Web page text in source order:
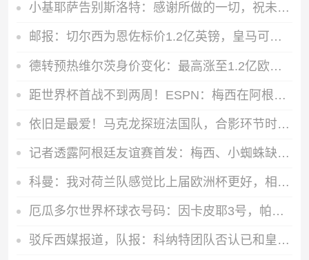
小基耶萨告别斯洛特：感谢所做的一切，祝未来一切顺利
邮报：切尔西为恩佐标价1.2亿英镑，皇马可能加入赫伊森来交换
德转预热维尔茨身价变化：最高涨至1.2亿欧，也可能降至8000万欧
距世界杯首战不到两周！ESPN：梅西在阿根廷首堂训练课上单独训练
依旧是最爱！马克龙探班法国队，合影环节时特意将姆巴佩拉到身边
记者透露阿根廷友谊赛首发：梅西、小蜘蛛缺阵，劳塔罗、恩佐出战
科曼：我对荷兰队感觉比上届欧洲杯更好，相信我们能走得很远
厄瓜多尔世界杯球衣号码：因卡皮耶3号，帕乔6号，凯塞多23号
驳斥西媒报道，队报：科纳特团队否认已和皇马达成任何协议